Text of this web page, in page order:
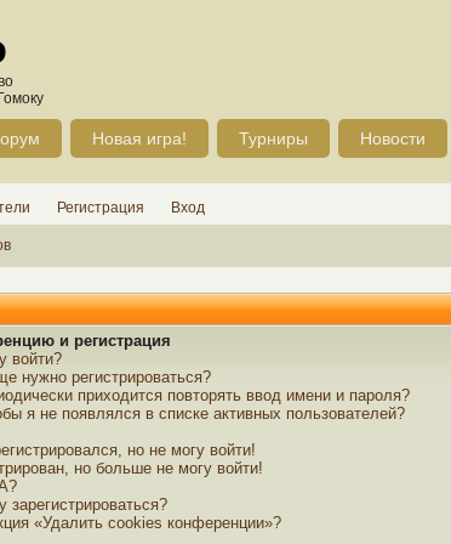
Новая игра! Турниры Новости
Регистрация Вход
и регистрация
войти?
нужно регистрироваться?
приходится повторять ввод имени и пароля?
я не появлялся в списке активных пользователей?
но не могу войти!
но больше не могу войти!
зарегистрироваться?
«Удалить cookies конференции»?